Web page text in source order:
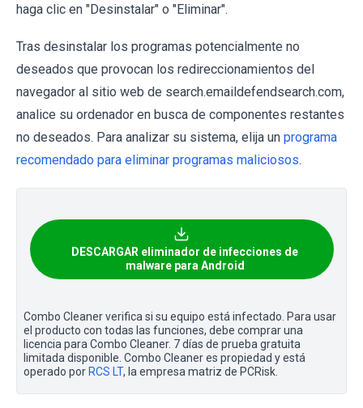
haga clic en "Desinstalar" o "Eliminar".
Tras desinstalar los programas potencialmente no
deseados que provocan los redireccionamientos del
navegador al sitio web de search.emaildefendsearch.com,
analice su ordenador en busca de componentes restantes
no deseados. Para analizar su sistema, elija un programa
recomendado para eliminar programas maliciosos.
DESCARGAR eliminador de infecciones de
malware para Android
Combo Cleaner verifica si su equipo está infectado. Para usar
el producto con todas las funciones, debe comprar una
licencia para Combo Cleaner. 7 días de prueba gratuita
limitada disponible. Combo Cleaner es propiedad y está
operado por RCS LT, la empresa matriz de PCRisk.